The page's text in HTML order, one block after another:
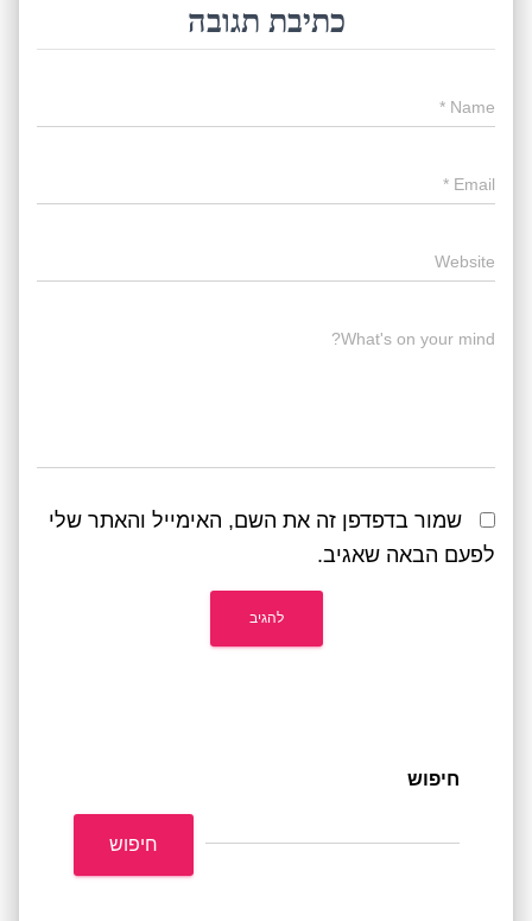
כתיבת תגובה
Name
*
Email
*
Website
What's on your mind?
שמור בדפדפן זה את השם, האימייל והאתר שלי
לפעם הבאה שאגיב.
חיפוש
חיפוש